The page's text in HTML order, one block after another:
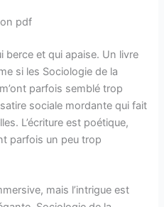
pdf
berce et qui apaise. Un livre
si les Sociologie de la
parfois semblé trop
sociale mordante qui fait
L’écriture est poétique,
parfois un peu trop
mais l’intrigue est